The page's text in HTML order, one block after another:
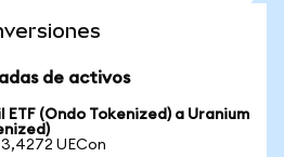
de activos
ETF (Ondo Tokenized) a Uranium
3,4272 UECon